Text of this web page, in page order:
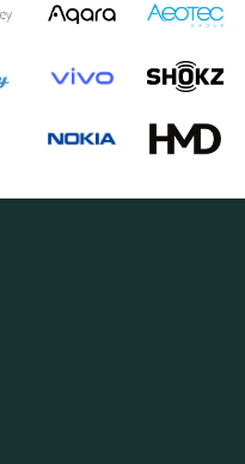
IPHONE 16 PRO MAX